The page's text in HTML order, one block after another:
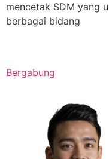
mencetak SDM yang
berbagai bidang
Bergabung